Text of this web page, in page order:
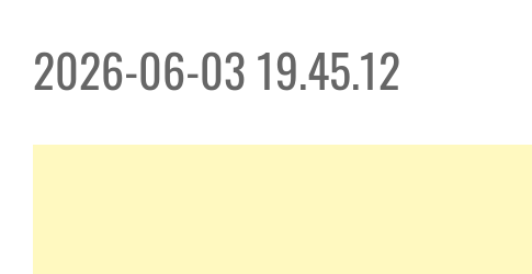
2026-06-03 19.45.12